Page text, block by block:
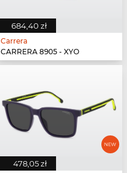
684,40 zł
Carrera
CARRERA 8905 - XYO
478,05 zł